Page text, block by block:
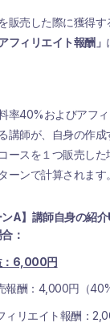
販売した際に獲得す
フィリエイト報酬」
率40%およびアフ
講師が、自身の作
ースを１つ販売した
ーンで計算されます。
ンA】講師自身の紹
：
：6,000円
報酬：4,000円（
ィリエイト報酬：